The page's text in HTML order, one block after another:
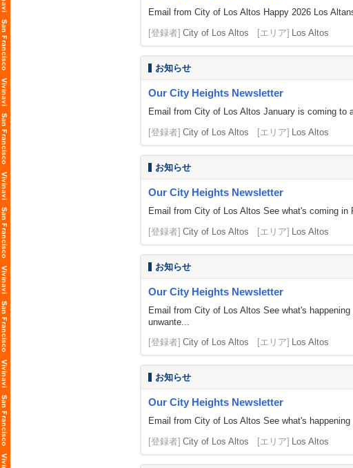
Email from City of Los Altos Happy 2026 Los
[登録者] City of Los Altos [エリア] Los Altos
お知らせ
Our City Heights Newsletter
Email from City of Los Altos January is coming
[登録者] City of Los Altos [エリア] Los Altos
お知らせ
Our City Heights Newsletter
Email from City of Los Altos See what's coming
[登録者] City of Los Altos [エリア] Los Altos
お知らせ
Our City Heights Newsletter
Email from City of Los Altos See what's
unwante...
[登録者] City of Los Altos [エリア] Los Altos
お知らせ
Our City Heights Newsletter
Email from City of Los Altos See what's
[登録者] City of Los Altos [エリア] Los Altos